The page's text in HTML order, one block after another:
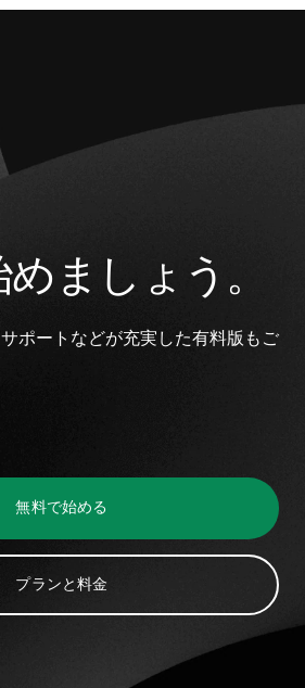
ましょう。
ポートなどが充実した有料版もご
無料で始める
プランと料金